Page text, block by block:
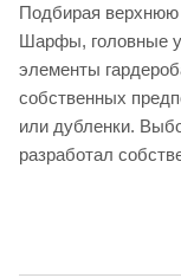
Подбирая верхнюю
Шарфы, головные
элементы
собственных
или дубленки.
разработал